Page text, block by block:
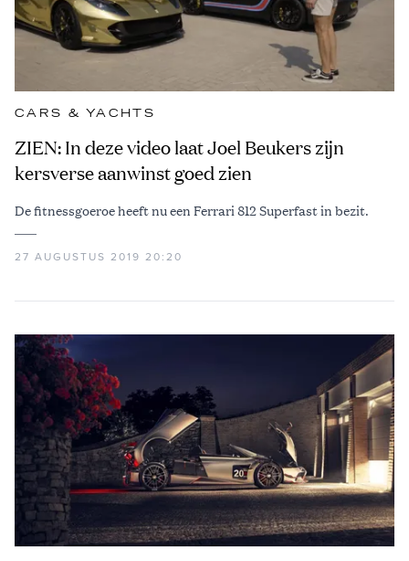
CARS & YACHTS
ZIEN: In deze video laat Joel Beukers zijn
kersverse aanwinst goed zien
De fitnessgoeroe heeft nu een Ferrari 812 Superfast in bezit.
27 AUGUSTUS 2019 20:20